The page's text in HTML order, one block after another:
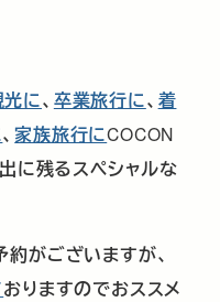
に、 卒業旅行に、 着
、家族旅行にCOCON
に残るスペシャルな
約がございますが、
おりますのでおススメ